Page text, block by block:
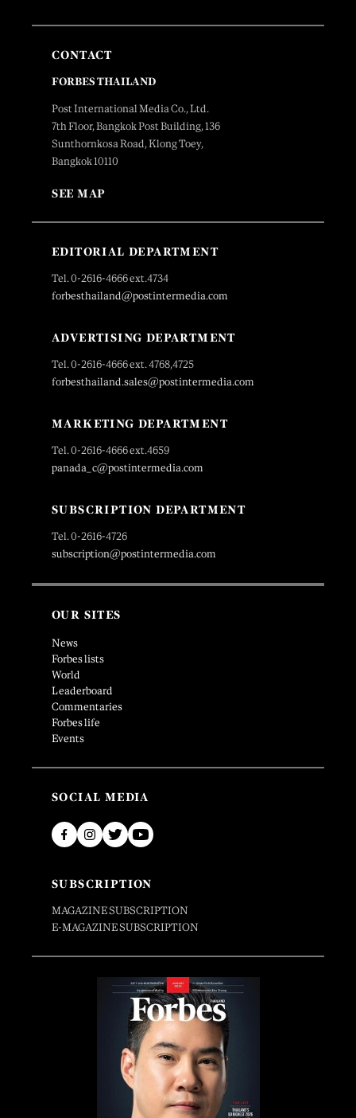
CONTACT
FORBES THAILAND
Post International Media Co., Ltd.
7th Floor, Bangkok Post Building, 136
Sunthornkosa Road, Klong Toey,
Bangkok 10110
SEE MAP
EDITORIAL DEPARTMENT
Tel. 0-2616-4666 ext.4734
forbesthailand@postintermedia.com
ADVERTISING DEPARTMENT
Tel. 0-2616-4666 ext. 4768,4725
forbesthailand.sales@postintermedia.com
MARKETING DEPARTMENT
Tel. 0-2616-4666 ext.4659
panada_c@postintermedia.com
SUBSCRIPTION DEPARTMENT
Tel. 0-2616-4726
subscription@postintermedia.com
OUR SITES
News
Forbes lists
World
Leaderboard
Commentaries
Forbes life
Events
SOCIAL MEDIA
SUBSCRIPTION
MAGAZINE SUBSCRIPTION
E-MAGAZINE SUBSCRIPTION